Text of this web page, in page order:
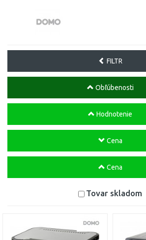
FILTR
Obľúbenosti
Hodnotenie
Cena
Cena
Tovar skladom